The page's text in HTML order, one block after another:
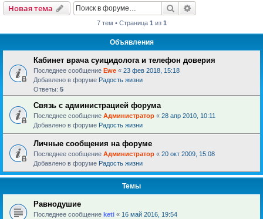
Новая тема Поиск
7 тем • Страница 1 из 1
Объявления
Кабинет врача суицидолога и телефон доверия
Последнее сообщение Ewe « 23 фев 2018, 15:18
Добавлено в форуме Радость жизни
Ответы: 5
Связь с администрацией форума
Последнее сообщение Администратор « 28 апр 2010, 10:11
Добавлено в форуме Радость жизни
Личные сообщения на форуме
Последнее сообщение Администратор « 20 окт 2009, 15:08
Добавлено в форуме Радость жизни
Темы
Равнодушие
Последнее сообщение keti « 16 май 2016, 19:54